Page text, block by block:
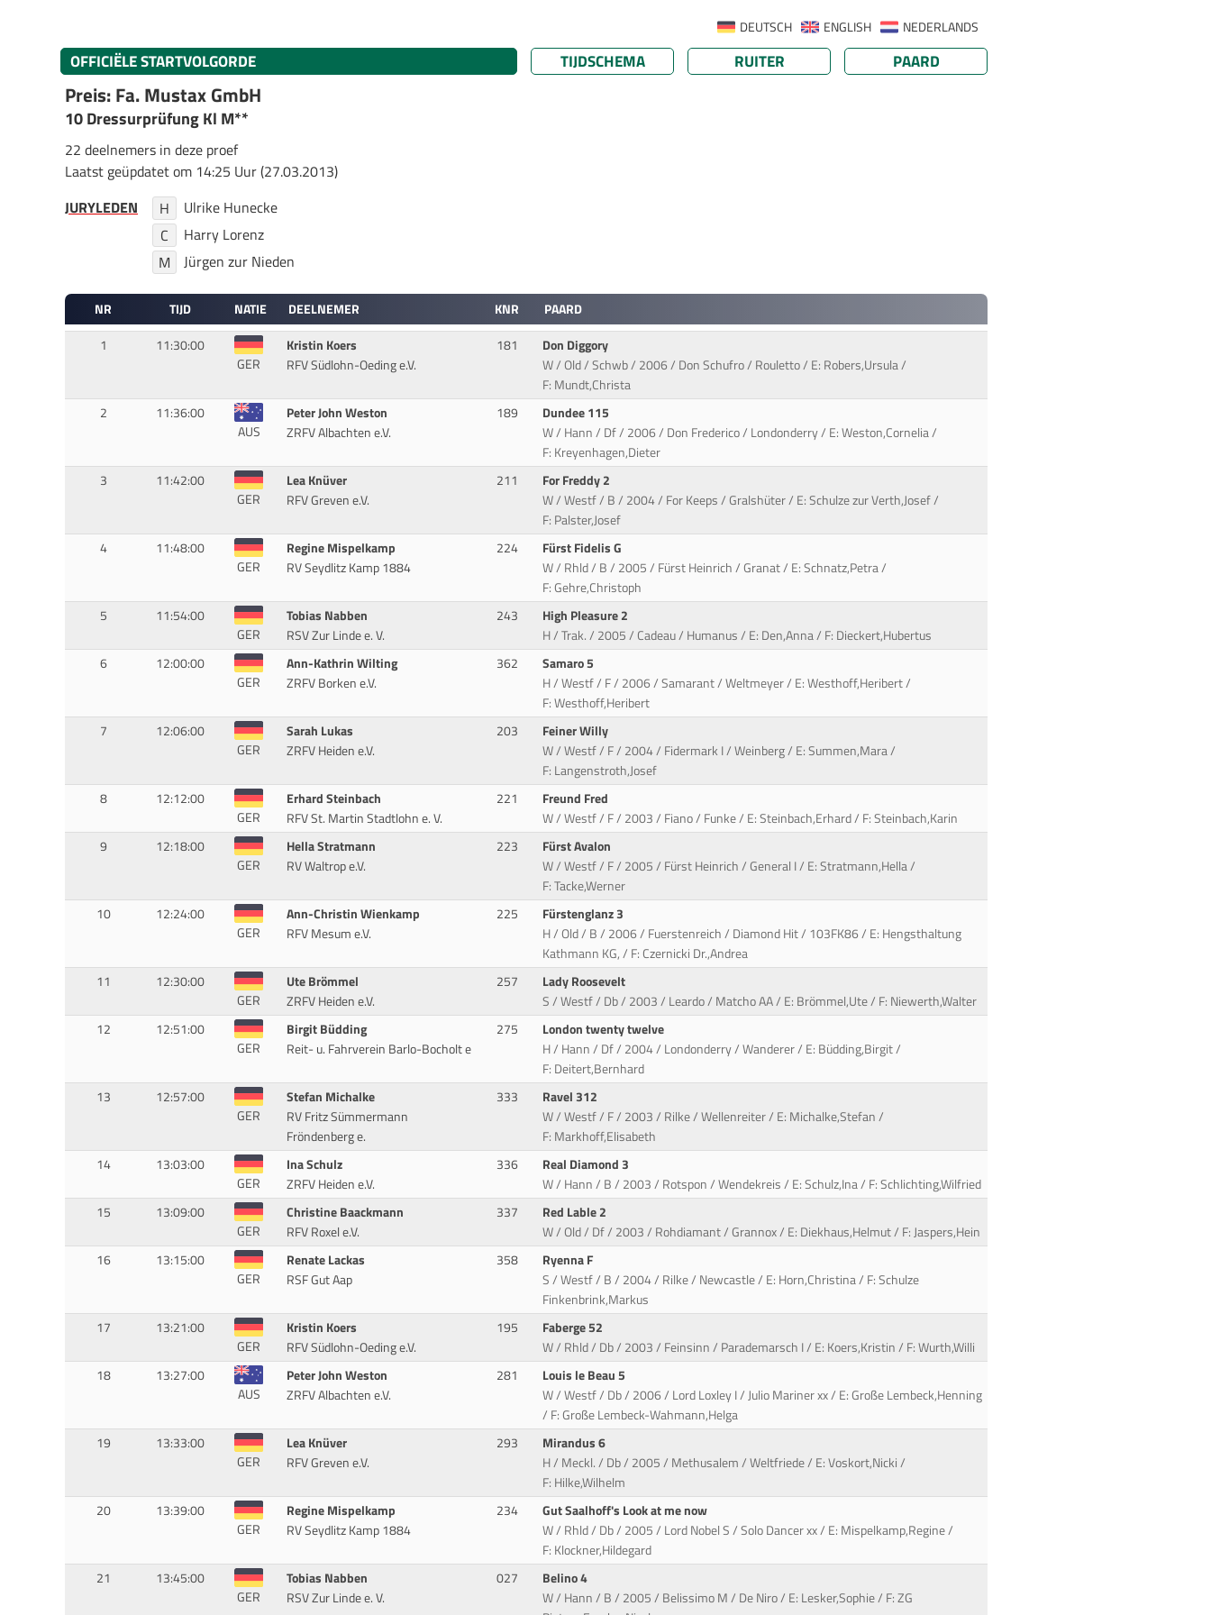
NEDERLANDS
ENGLISH
DEUTSCH
OFFICIËLE STARTVOLGORDE TIJDSCHEMA RUITER PAARD
Preis: Fa. Mustax GmbH
10 Dressurprüfung Kl M**
22 deelnemers in deze proef
Laatst geüpdatet om 14:25 Uur (27.03.2013)
JURYLEDEN
H
Ulrike Hunecke
C
Harry Lorenz
M
Jürgen zur Nieden
NR TIJD NATIE DEELNEMER KNR
PAARD
1
11:30:00
GER
Kristin Koers
RFV Südlohn-Oeding e.V.
181
Don Diggory
W / Old / Schwb / 2006 / Don Schufro / Rouletto / E: Robers,Ursula /
F: Mundt,Christa
2
11:36:00
AUS
Peter John Weston
ZRFV Albachten e.V.
189
Dundee 115
W / Hann / Df / 2006 / Don Frederico / Londonderry / E: Weston,Cornelia /
F: Kreyenhagen,Dieter
3
11:42:00
GER
Lea Knüver
RFV Greven e.V.
211
For Freddy 2
W / Westf / B / 2004 / For Keeps / Gralshüter / E: Schulze zur Verth,Josef /
F: Palster,Josef
4
11:48:00
GER
Regine Mispelkamp
RV Seydlitz Kamp 1884
224
Fürst Fidelis G
W / Rhld / B / 2005 / Fürst Heinrich / Granat / E: Schnatz,Petra /
F: Gehre,Christoph
5
11:54:00
GER
Tobias Nabben
RSV Zur Linde e. V.
243
High Pleasure 2
H / Trak. / 2005 / Cadeau / Humanus / E: Den,Anna / F: Dieckert,Hubertus
6
12:00:00
GER
Ann-Kathrin Wilting
ZRFV Borken e.V.
362
Samaro 5
H / Westf / F / 2006 / Samarant / Weltmeyer / E: Westhoff,Heribert /
F: Westhoff,Heribert
7
12:06:00
GER
Sarah Lukas
ZRFV Heiden e.V.
203
Feiner Willy
W / Westf / F / 2004 / Fidermark I / Weinberg / E: Summen,Mara /
F: Langenstroth,Josef
8
12:12:00
GER
Erhard Steinbach
RFV St. Martin Stadtlohn e. V.
221
Freund Fred
W / Westf / F / 2003 / Fiano / Funke / E: Steinbach,Erhard / F: Steinbach,Karin
9
12:18:00
GER
Hella Stratmann
RV Waltrop e.V.
223
Fürst Avalon
W / Westf / F / 2005 / Fürst Heinrich / General I / E: Stratmann,Hella /
F: Tacke,Werner
10
12:24:00
GER
Ann-Christin Wienkamp
RFV Mesum e.V.
225
Fürstenglanz 3
H / Old / B / 2006 / Fuerstenreich / Diamond Hit / 103FK86 / E: Hengsthaltung
Kathmann KG, / F: Czernicki Dr.,Andrea
11
12:30:00
GER
Ute Brömmel
ZRFV Heiden e.V.
257
Lady Roosevelt
S / Westf / Db / 2003 / Leardo / Matcho AA / E: Brömmel,Ute / F: Niewerth,Walter
12
12:51:00
GER
Birgit Büdding
Reit- u. Fahrverein Barlo-Bocholt e
275
London twenty twelve
H / Hann / Df / 2004 / Londonderry / Wanderer / E: Büdding,Birgit /
F: Deitert,Bernhard
13
12:57:00
GER
Stefan Michalke
RV Fritz Sümmermann
Fröndenberg e.
333
Ravel 312
W / Westf / F / 2003 / Rilke / Wellenreiter / E: Michalke,Stefan /
F: Markhoff,Elisabeth
14
13:03:00
GER
Ina Schulz
ZRFV Heiden e.V.
336
Real Diamond 3
W / Hann / B / 2003 / Rotspon / Wendekreis / E: Schulz,Ina / F: Schlichting,Wilfried
15
13:09:00
GER
Christine Baackmann
RFV Roxel e.V.
337
Red Lable 2
W / Old / Df / 2003 / Rohdiamant / Grannox / E: Diekhaus,Helmut / F: Jaspers,Hein
16
13:15:00
GER
Renate Lackas
RSF Gut Aap
358
Ryenna F
S / Westf / B / 2004 / Rilke / Newcastle / E: Horn,Christina / F: Schulze
Finkenbrink,Markus
17
13:21:00
GER
Kristin Koers
RFV Südlohn-Oeding e.V.
195
Faberge 52
W / Rhld / Db / 2003 / Feinsinn / Parademarsch I / E: Koers,Kristin / F: Wurth,Willi
18
13:27:00
AUS
Peter John Weston
ZRFV Albachten e.V.
281
Louis le Beau 5
W / Westf / Db / 2006 / Lord Loxley I / Julio Mariner xx / E: Große Lembeck,Henning
/ F: Große Lembeck-Wahmann,Helga
19
13:33:00
GER
Lea Knüver
RFV Greven e.V.
293
Mirandus 6
H / Meckl. / Db / 2005 / Methusalem / Weltfriede / E: Voskort,Nicki /
F: Hilke,Wilhelm
20
13:39:00
GER
Regine Mispelkamp
RV Seydlitz Kamp 1884
234
Gut Saalhoff's Look at me now
W / Rhld / Db / 2005 / Lord Nobel S / Solo Dancer xx / E: Mispelkamp,Regine /
F: Klockner,Hildegard
21
13:45:00
GER
Tobias Nabben
RSV Zur Linde e. V.
027
Belino 4
W / Hann / B / 2005 / Belissimo M / De Niro / E: Lesker,Sophie / F: ZG